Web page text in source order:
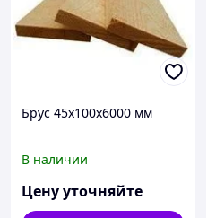
Брус 45х100х6000 мм
В наличии
Цену уточняйте